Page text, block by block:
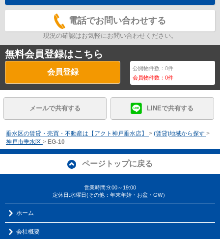
電話でお問い合わせする
現況の確認はお気軽にお問い合わせください。
無料会員登録はこちら
会員登録 公開物件数：0件
会員物件数：0件
メールで共有する LINEで共有する
垂水区の賃貸・売買・不動産は【アクト神戸垂水店】 > (賃貸)地域から探す >
神戸市垂水区 > EG-10
ページトップに戻る
営業時間:9:00～19:00
定休日:水曜日(その他：年末年始・お盆・GW）
ホーム
会社概要